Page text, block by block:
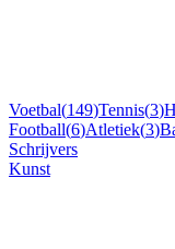
Voetbal(149)Tennis(3)
Football(6)Atletiek(3)
Schrijvers
Kunst